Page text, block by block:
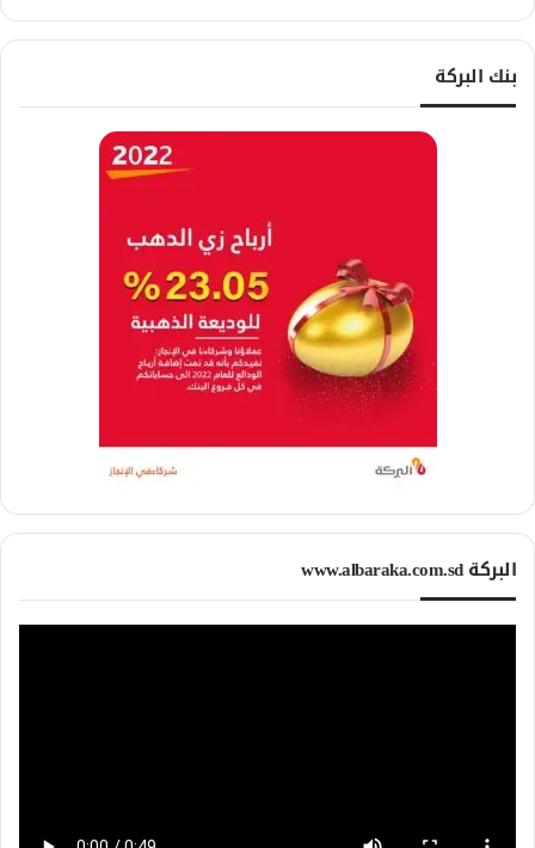
بنك البركة
البركة www.albaraka.com.sd